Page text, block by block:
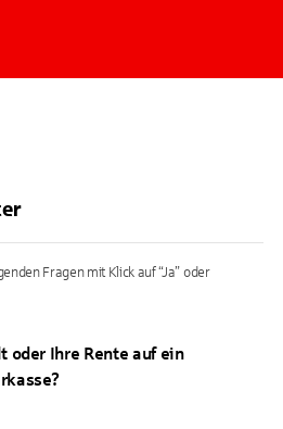
Fragen mit Klick auf “Ja” oder
oder Ihre Rente auf ein